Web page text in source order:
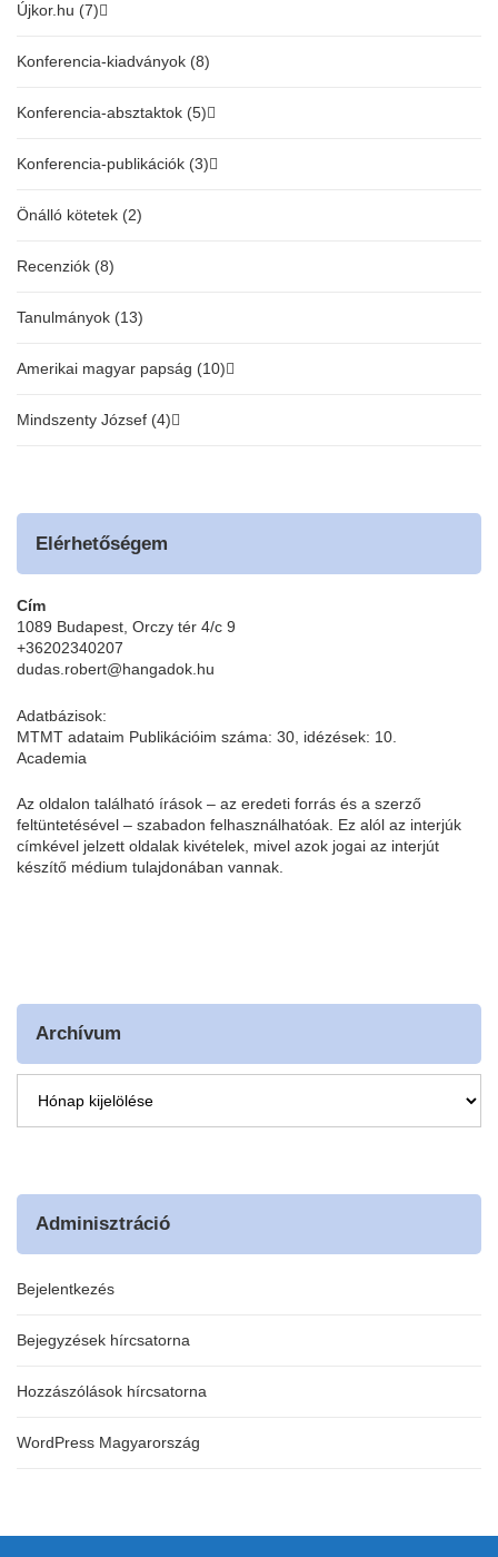
Újkor.hu (7)
Konferencia-kiadványok (8)
Konferencia-absztaktok (5)
Konferencia-publikációk (3)
Önálló kötetek (2)
Recenziók (8)
Tanulmányok (13)
Amerikai magyar papság (10)
Mindszenty József (4)
Elérhetőségem
Cím
1089 Budapest, Orczy tér 4/c 9
+36202340207
dudas.robert@hangadok.hu
Adatbázisok:
MTMT adataim Publikációim száma: 30, idézések: 10.
Academia
Az oldalon található írások – az eredeti forrás és a szerző
feltüntetésével – szabadon felhasználhatóak. Ez alól az interjúk
címkével jelzett oldalak kivételek, mivel azok jogai az interjút
készítő médium tulajdonában vannak.
Archívum
Adminisztráció
Bejelentkezés
Bejegyzések hírcsatorna
Hozzászólások hírcsatorna
WordPress Magyarország